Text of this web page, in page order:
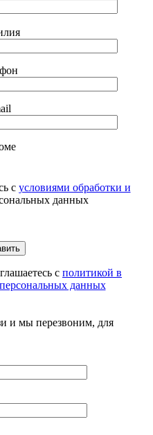
с условиями обработки и
данных
с политикой в
данных
и мы перезвоним, для